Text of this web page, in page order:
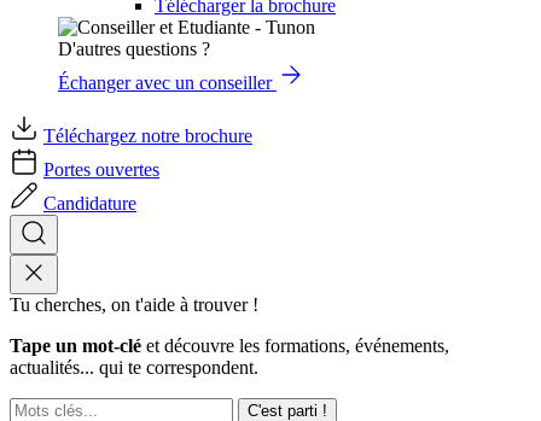
Télécharger la brochure
D'autres questions ?
Échanger avec un conseiller
Téléchargez notre brochure
Portes ouvertes
Candidature
Tu cherches, on t'aide à trouver !
Tape un mot-clé et découvre les formations, événements,
actualités... qui te correspondent.
C'est parti !